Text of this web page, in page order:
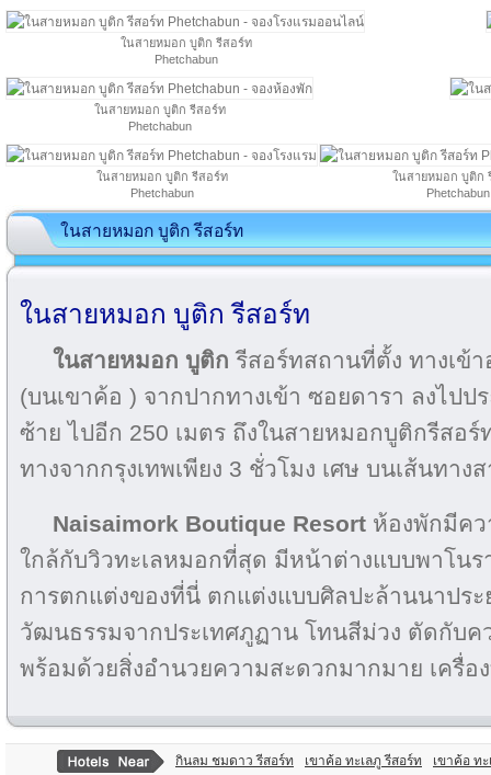
ในสายหมอก บูติก รีสอร์ท
Phetchabun
ในสายหมอก บูติก รีสอร์ท
Phetchabun
ในสายหมอก บูติก รีสอร์ท
Phetchabun
ในสายหมอก บูติก
Phetchabun
ในสายหมอก บูติก รีสอร์ท
ในสายหมอก บูติก รีสอร์ท
ในสายหมอก บูติก รีสอร์ทสถานที่ตั้ง ทางเข้
(บนเขาค้อ ) จากปากทางเข้า ซอยดารา ลงไปป
ซ้าย ไปอีก 250 เมตร ถึงในสายหมอกบูติกรีสอ
ทางจากกรุงเทพเพียง 3 ชั่วโมง เศษ บนเส้นทาง
Naisaimork Boutique Resort ห้องพักมีค
ใกล้กับวิวทะเลหมอกที่สุด มีหน้าต่างแบบพาโนร
การตกแต่งของที่นี่ ตกแต่งแบบศิลปะล้านนาปร
วัฒนธรรมจากประเทศภูฏาน โทนสีม่วง ตัดกับค
พร้อมด้วยสิ่งอำนวยความสะดวกมากมาย เครื่อ
กินลม ชมดาว รีสอร์ท เขาค้อ ทะเลภู รีสอร์ท เขาค้อ ท